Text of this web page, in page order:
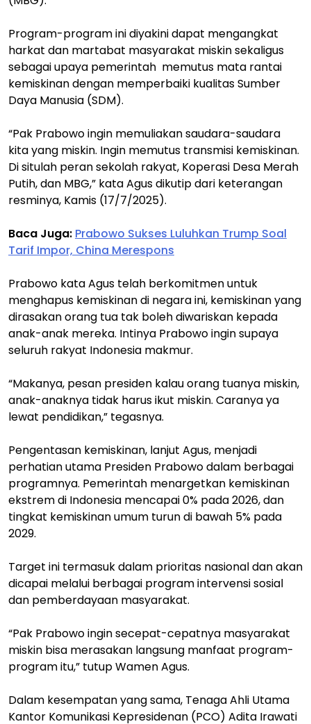
Program-program ini diyakini dapat mengangkat
harkat dan martabat masyarakat miskin sekaligus
sebagai upaya pemerintah memutus mata rantai
kemiskinan dengan memperbaiki kualitas Sumber
Daya Manusia (SDM).
“Pak Prabowo ingin memuliakan saudara-saudara
kita yang miskin. Ingin memutus transmisi kemiskinan.
Di situlah peran sekolah rakyat, Koperasi Desa Merah
Putih, dan MBG,” kata Agus dikutip dari keterangan
resminya, Kamis (17/7/2025).
Baca Juga: Prabowo Sukses Luluhkan Trump Soal
Tarif Impor, China Merespons
Prabowo kata Agus telah berkomitmen untuk
menghapus kemiskinan di negara ini, kemiskinan yang
dirasakan orang tua tak boleh diwariskan kepada
anak-anak mereka. Intinya Prabowo ingin supaya
seluruh rakyat Indonesia makmur.
“Makanya, pesan presiden kalau orang tuanya miskin,
anak-anaknya tidak harus ikut miskin. Caranya ya
lewat pendidikan,” tegasnya.
Pengentasan kemiskinan, lanjut Agus, menjadi
perhatian utama Presiden Prabowo dalam berbagai
programnya. Pemerintah menargetkan kemiskinan
ekstrem di Indonesia mencapai 0% pada 2026, dan
tingkat kemiskinan umum turun di bawah 5% pada
2029.
Target ini termasuk dalam prioritas nasional dan akan
dicapai melalui berbagai program intervensi sosial
dan pemberdayaan masyarakat.
“Pak Prabowo ingin secepat-cepatnya masyarakat
miskin bisa merasakan langsung manfaat program-
program itu,” tutup Wamen Agus.
Dalam kesempatan yang sama, Tenaga Ahli Utama
Kantor Komunikasi Kepresidenan (PCO) Adita Irawati